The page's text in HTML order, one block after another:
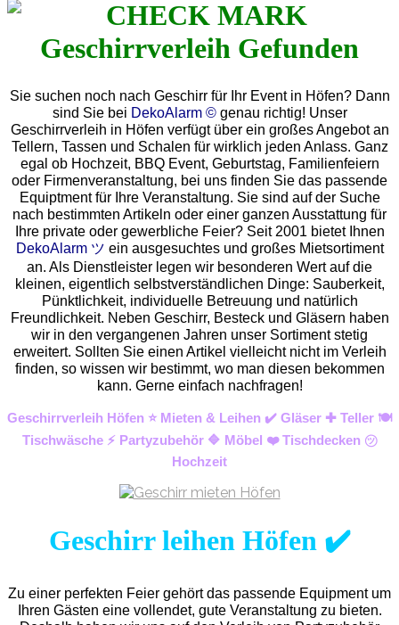
Sie suchen noch nach Geschirr für Ihr Event in Höfen? Dann
sind Sie bei DekoAlarm ©genau richtig! Unser
Geschirrverleih in Höfen verfügt über ein großes Angebot an
Tellern, Tassen und Schalen für wirklich jeden Anlass. Ganz
egal ob Hochzeit, BBQ Event, Geburtstag, Familienfeiern
oder Firmenveranstaltung, bei uns finden Sie das passende
Equiptment für Ihre Veranstaltung. Sie sind auf der Suche
nach bestimmten Artikeln oder einer ganzen Ausstattung für
Ihre private oder gewerbliche Feier? Seit 2001 bietet Ihnen
DekoAlarm ツ ein ausgesuchtes und großes Mietsortiment
an. Als Dienstleister legen wir besonderen Wert auf die
kleinen, eigentlich selbstverständlichen Dinge: Sauberkeit,
Pünktlichkeit, individuelle Betreuung und natürlich
Freundlichkeit. Neben Geschirr, Besteck und Gläsern haben
wir in den vergangenen Jahren unser Sortiment stetig
erweitert. Sollten Sie einen Artikel vielleicht nicht im Verleih
finden, so wissen wir bestimmt, wo man diesen bekommen
kann. Gerne einfach nachfragen!
Geschirrverleih Höfen ⭐ Mieten & Leihen ✔️ Gläser ✚ Teller 🍽️
Tischwäsche ⚡ Partyzubehör 🔷 Möbel ❤️ Tischdecken ㋡
Hochzeit
Geschirr leihen Höfen ✔️
Zu einer perfekten Feier gehört das passende Equipment um
Ihren Gästen eine vollendet, gute Veranstaltung zu bieten.